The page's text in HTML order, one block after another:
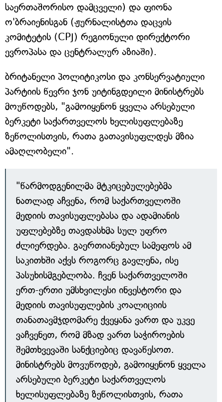
საერთაშორისო დამცველი) და ფიონა
ო'ბრაიენისგან (ჟურნალისტთა დაცვის
კომიტეტის (CPJ) რეგიონული დირექტორი
ევროპასა და ცენტრალურ აზიაში).
ბრიტანელი პოლიტიკოსი და კონსერვატიული
პარტიის წევრი ჯონ უიტინგდეილი მინისტრებს
მოუწოდებს, "გამოიყენონ ყველა არსებული
ბერკეტი საქართველოს ხელისუფლებაზე
ზეწოლისთვის, რათა გათავისუფლდეს მზია
ამაღლობელი".
"წარმოდგენილმა მტკიცებულებებმა
ნათლად აჩვენა, რომ საქართველოში
მედიის თავისუფლებასა და ადამიანის
უფლებებზე თავდასხმა სულ უფრო
ძლიერდება. გაერთიანებულ სამეფოს ამ
საკითხში აქვს როგორც გავლენა, ისე
პასუხისმგებლობა. ჩვენ საქართველოში
ერთ-ერთი უმსხვილესი ინვესტორი და
მედიის თავისუფლების კოალიციის
თანათავმჯდომარე ქვეყანა ვართ და უკვე
ვაჩვენეთ, რომ მზად ვართ საჭიროების
შემთხვევაში სანქციებიც დავაწესოთ.
მინისტრებს მოვუწოდებ, გამოიყენონ ყველა
არსებული ბერკეტი საქართველოს
ხელისუფლებაზე ზეწოლისთვის, რათა